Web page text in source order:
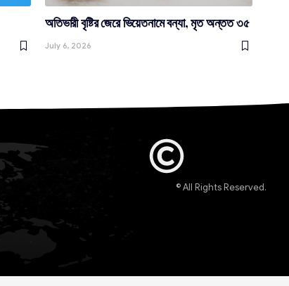
অতিভারী বৃষ্টির জেরে ভিয়েতনামে বন্যা, মৃত অন্তত ৩৫
July 6, 2026
© All Rights Reserved.